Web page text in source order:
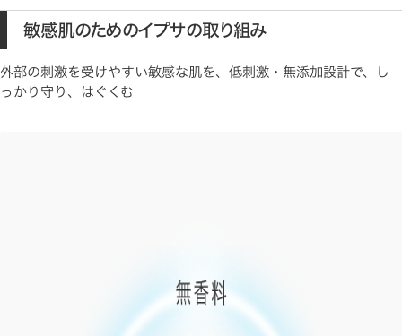
敏感肌のためのイプサの取り組み
外部の刺激を受けやすい敏感な肌を、低刺激・無添加設計で、し
っかり守り、はぐくむ